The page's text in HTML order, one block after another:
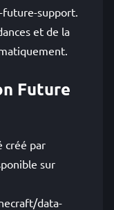
support.
et de la
Future
créé par
sur
data-